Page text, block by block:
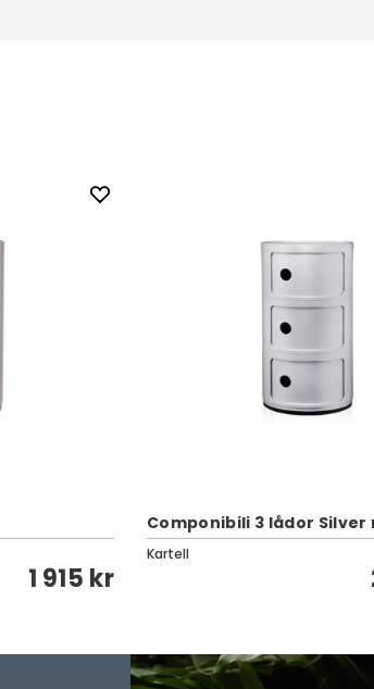
1 915 kr
Componibili 3 lådor Silver
Kartell